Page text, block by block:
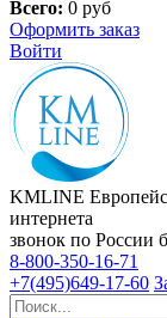
Всего: 0 руб
Оформить заказ
Войти
KMLINE
интернета
звонок по России
8-800-350-16-71
+7(495)649-17-60